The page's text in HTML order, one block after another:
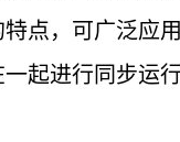
点，可广泛应
起进行同步运